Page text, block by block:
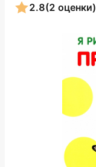
2.8(2 оценки)